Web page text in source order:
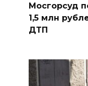
Мосгорсуд
1,5 млн
ДТП